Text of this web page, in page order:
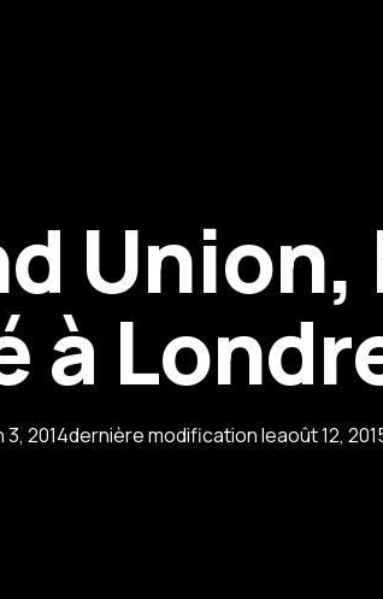
à
3, 2014dernière modification leaoût 12,